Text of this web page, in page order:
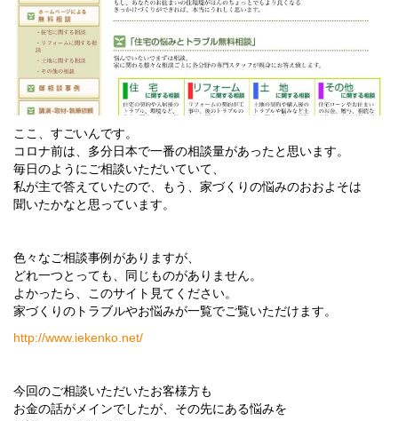
ここ、すごいんです。
コロナ前は、多分日本で一番の相談量があったと思います。
毎日のようにご相談いただいていて、
私が主で答えていたので、もう、家づくりの悩みのおおよそは
聞いたかなと思っています。
色々なご相談事例がありますが、
どれ一つとっても、同じものがありません。
よかったら、このサイト見てください。
家づくりのトラブルやお悩みが一覧でご覧いただけます。
http://www.iekenko.net/
今回のご相談いただいたお客様方も
お金の話がメインでしたが、その先にある悩みを